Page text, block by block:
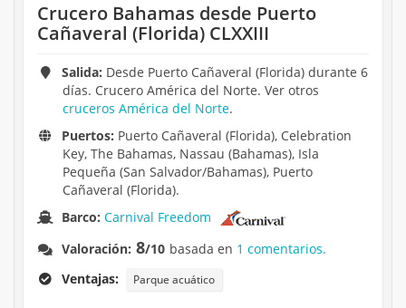
Crucero Bahamas desde Puerto
Cañaveral (Florida) CLXXIII
Salida: Desde Puerto Cañaveral (Florida) durante 6
días. Crucero América del Norte. Ver otros
cruceros América del Norte.
Puertos: Puerto Cañaveral (Florida), Celebration
Key, The Bahamas, Nassau (Bahamas), Isla
Pequeña (San Salvador/Bahamas), Puerto
Cañaveral (Florida).
Barco:Carnival Freedom
Valoración: 8/10 basada en 1 comentarios.
Ventajas:
Parque acuático